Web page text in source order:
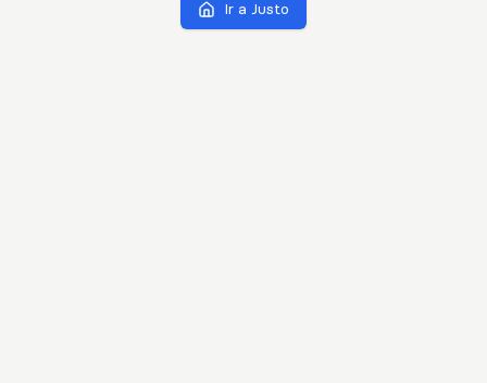
Ir a Justo